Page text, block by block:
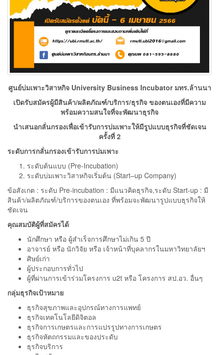
ศูนย์บ่มเพาะวิสาหกิจ University Business Incubator มทร.ล้านนา
เปิดรับสมัครผู้มีสินค้า/ผลิตภัณฑ์/บริการ/ธุรกิจ ของตนเองที่มีความ
พร้อมความสนใจที่จะพัฒนาธุรกิจ
นำเสนอกลั่นกรองเพื่อเข้ารับการบ่มเพาะให้มีรูปแบบธุรกิจที่ชัดเจน
ครั้งที่ 2
ระดับการกลั่นกรองเข้ารับการบ่มเพาะ
ระดับต้นแบบ (Pre-Incubation)
ระดับบ่มเพาะวิสาหกิจเริ่มต้น (Start–up Company)
ข้อสังเกต : ระดับ Pre-incubation : มีแนวคิดธุรกิจ,ระดับ Start-up : มี
สินค้า/ผลิตภัณฑ์/บริการของตนเอง ที่พร้อมจะพัฒนารูปแบบธุรกิจให้
ชัดเจน
คุณสมบัติผู้ที่สมัครได้
นักศึกษา หรือ ผู้สำเร็จการศึกษาไม่เกิน 5 ปี
อาจารย์ หรือ นักวิจัย หรือ เจ้าหน้าที่บุคลากรในมหาวิทยาลัยฯ
ศิษย์เก่า
ผู้ประกอบการทั่วไป
ผู้ที่ผ่านการเข้าร่วมโครงการ u2t หรือ โครงการ สป.อว. อื่นๆ
กลุ่มธุรกิจเป้าหมาย
ธุรกิจสุขภาพและอุปกรณ์ทางการแพทย์
ธุรกิจเทคโนโลยีดิจิตอล
ธุรกิจการเกษตรและการแปรรูปทางการเกษตร
ธุรกิจหัตถกรรมและของประดับ
ธุรกิจบริการ